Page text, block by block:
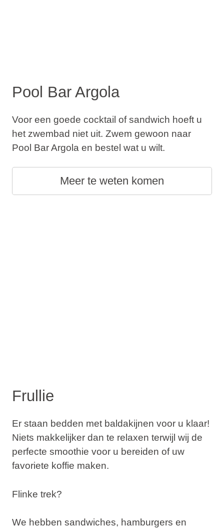
Pool Bar Argola
Voor een goede cocktail of sandwich hoeft u
het zwembad niet uit. Zwem gewoon naar
Pool Bar Argola en bestel wat u wilt.
Meer te weten komen
Frullie
Er staan bedden met baldakijnen voor u klaar!
Niets makkelijker dan te relaxen terwijl wij de
perfecte smoothie voor u bereiden of uw
favoriete koffie maken.
Flinke trek?
We hebben sandwiches, hamburgers en